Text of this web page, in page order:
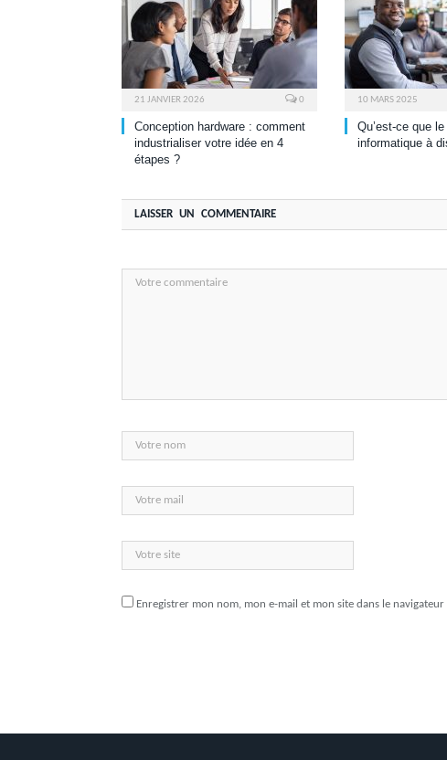
21 JANVIER 2026 0
Conception hardware : comment
industrialiser votre idée en 4
étapes ?
10 MARS 2025
Qu’est-ce que
informatique à
LAISSER UN COMMENTAIRE
Enregistrer mon nom, mon e-mail et mon site dans le